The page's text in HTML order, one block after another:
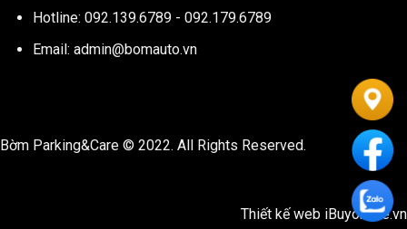
Hotline: 092.139.6789 - 092.179.6789
Email: admin@bomauto.vn
Bờm Parking&Care © 2022. All Rights Reserved.
Thiết kế web iBuyonline.vn